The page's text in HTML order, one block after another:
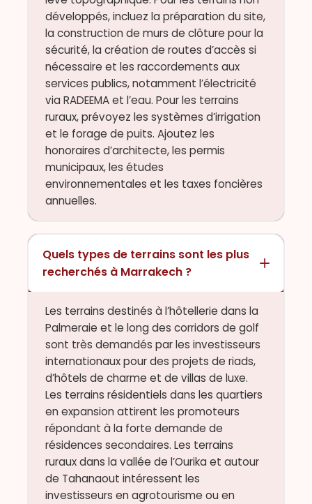
développés, incluez la préparation du site,
la construction de murs de clôture pour la
sécurité, la création de routes d’accès si
nécessaire et les raccordements aux
services publics, notamment l’électricité
via RADEEMA et l’eau. Pour les terrains
ruraux, prévoyez les systèmes d’irrigation
et le forage de puits. Ajoutez les
honoraires d’architecte, les permis
municipaux, les études
environnementales et les taxes foncières
annuelles.
Quels types de terrains sont les plus
recherchés à Marrakech ?
Les terrains destinés à l’hôtellerie dans la
Palmeraie et le long des corridors de golf
sont très demandés par les investisseurs
internationaux pour des projets de riads,
d’hôtels de charme et de villas de luxe.
Les terrains résidentiels dans les quartiers
en expansion attirent les promoteurs
répondant à la forte demande de
résidences secondaires. Les terrains
ruraux dans la vallée de l’Ourika et autour
de Tahanaout intéressent les
investisseurs en agrotourisme ou en